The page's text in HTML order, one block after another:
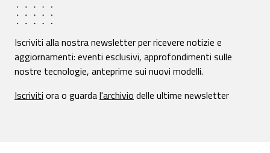
Iscriviti alla nostra newsletter per ricevere notizie e
aggiornamenti: eventi esclusivi, approfondimenti sulle
nostre tecnologie, anteprime sui nuovi modelli.
Iscriviti ora o guardal'archivio delle ultime newsletter